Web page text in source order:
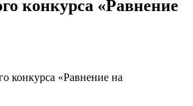
конкурса «Равнение